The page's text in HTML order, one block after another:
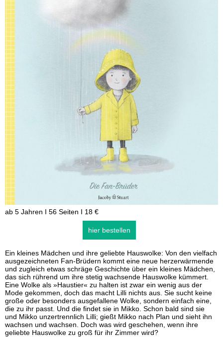
ab 5 Jahren I 56 Seiten I 18 €
hier bestellen
Ein kleines Mädchen und ihre geliebte Hauswolke: Von den vielfach
ausgezeichneten Fan-Brüdern kommt eine neue herzerwärmende
und zugleich etwas schräge Geschichte über ein kleines Mädchen,
das sich rührend um ihre stetig wachsende Hauswolke kümmert.
Eine Wolke als »Haustier« zu halten ist zwar ein wenig aus der
Mode gekommen, doch das macht Lilli nichts aus. Sie sucht keine
große oder besonders ausgefallene Wolke, sondern einfach eine,
die zu ihr passt. Und die findet sie in Mikko. Schon bald sind sie
und Mikko unzertrennlich Lilli; gießt Mikko nach Plan und sieht ihn
wachsen und wachsen. Doch was wird geschehen, wenn ihre
geliebte Hauswolke zu groß für ihr Zimmer wird?